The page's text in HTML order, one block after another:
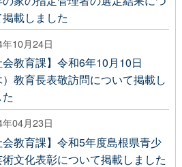
載しました
10月24日
会教育課】令和6年10月10日
）教育長表敬訪問について掲載し
04月23日
会教育課】令和5年度島根県青少
文化表彰について掲載しました